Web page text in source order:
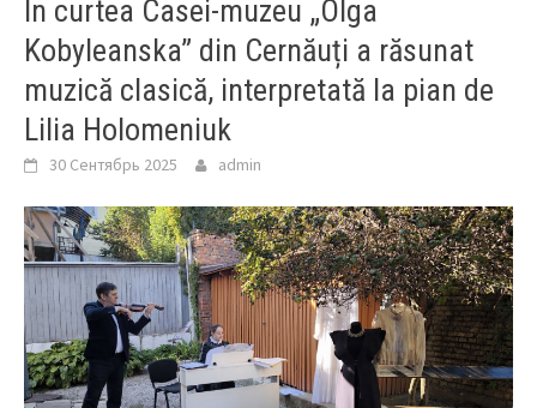
În curtea Casei-muzeu „Olga
Kobyleanska” din Cernăuți a răsunat
muzică clasică, interpretată la pian de
Lilia Holomeniuk
30 Сентябрь 2025 admin